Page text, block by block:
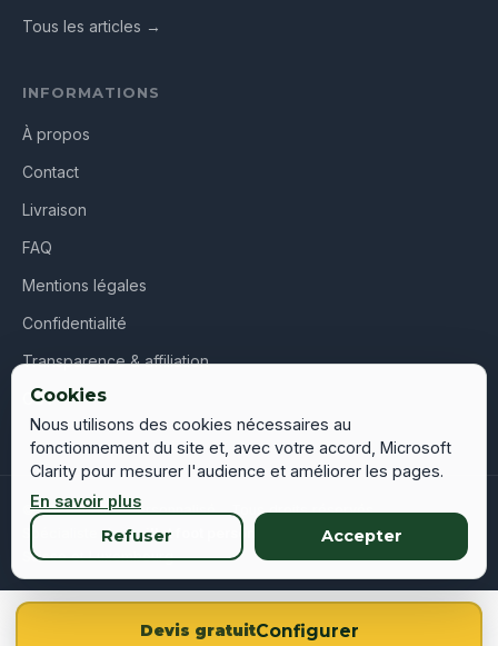
Tous les articles →
INFORMATIONS
À propos
Contact
Livraison
FAQ
Mentions légales
Confidentialité
Transparence & affiliation
CGV
© 2026 Maillot Personnalisé – Tous droits réservés
Spécialiste dumaillot foot personnalisé
en France, Belgique,
Suisse et Luxembourg
Devis gratuitConfigurer
Cookies
Nous utilisons des cookies nécessaires au
fonctionnement du site et, avec votre accord, Microsoft
Clarity pour mesurer l'audience et améliorer les pages.
En savoir plus
Refuser Accepter